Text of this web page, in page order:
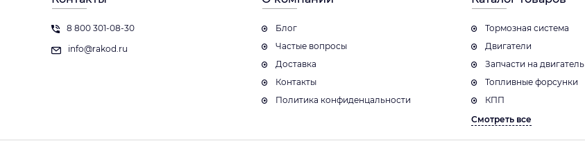
8 800 301-08-30
info@rakod.ru
Блог
Частые вопросы
Доставка
Контакты
Политика конфиденцальности
Тормозная система
Двигатели
Запчасти на двигатель
Топливные форсунки
КПП
Смотреть все